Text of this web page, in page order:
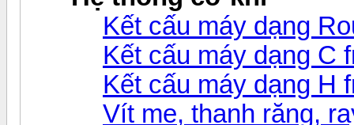
Kết cấu máy dạng
Kết cấu máy dạng C
Kết cấu máy dạng H
Vít me, thanh răng,